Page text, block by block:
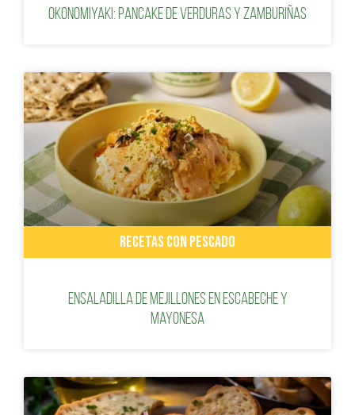
Okonomiyaki: Pancake de verduras y zamburiñas
RECETAS CON PESCADO
Ensaladilla de mejillones en escabeche y
mayonesa